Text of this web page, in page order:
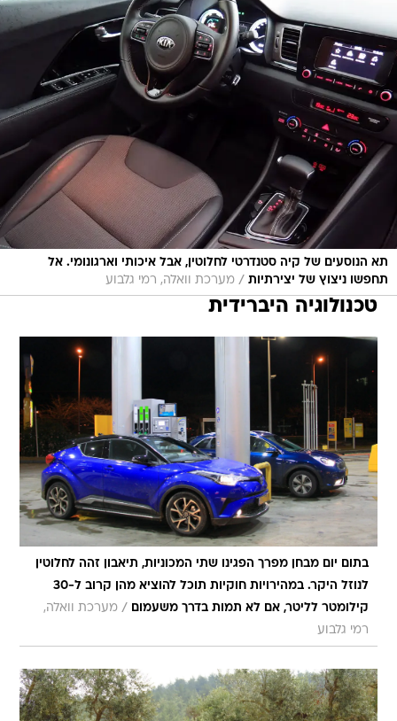
תא הנוסעים של קיה סטנדרטי לחלוטין, אבל איכותי וארגונומי. אל
תחפשו ניצוץ של יצירתיות / מערכת וואלה, רמי גלבוע
טכנולוגיה היברידית
בתום יום מבחן מפרך הפגינו שתי המכוניות, תיאבון זהה לחלוטין
לנוזל היקר. במהירויות חוקיות תוכל להוציא מהן קרוב ל-30
קילומטר לליטר, אם לא תמות בדרך משעמום
/ מערכת וואלה,
רמי גלבוע